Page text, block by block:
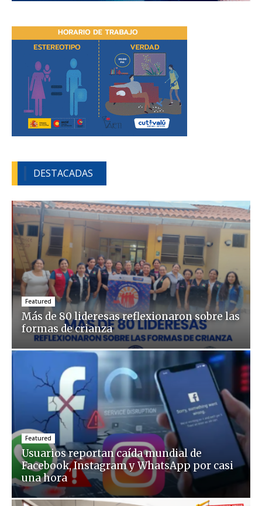
DESTACADAS
Featured
Más de 80 lideresas reflexionaron sobre las
formas de crianza
Featured
Usuarios reportan caída mundial de
Facebook, Instagram y WhatsApp por casi
una hora